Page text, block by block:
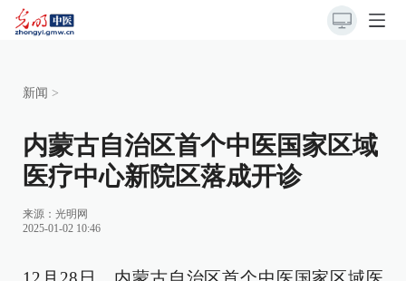
新闻 >
内蒙古自治区首个中医国家区域
医疗中心新院区落成开诊
来源：光明网
2025-01-02 10:46